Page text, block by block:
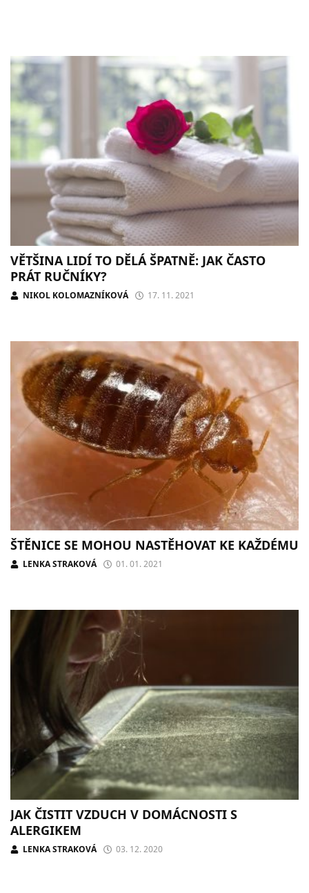
VĚTŠINA LIDÍ TO DĚLÁ ŠPATNĚ: JAK ČASTO
PRÁT RUČNÍKY?
NIKOL KOLOMAZNÍKOVÁ 17. 11. 2021
ŠTĚNICE SE MOHOU NASTĚHOVAT KE KAŽDÉMU
LENKA STRAKOVÁ 01. 01. 2021
JAK ČISTIT VZDUCH V DOMÁCNOSTI S
ALERGIKEM
LENKA STRAKOVÁ 03. 12. 2020